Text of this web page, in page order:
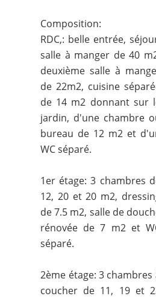
Composition:
RDC,: belle entrée,
salle à manger de 40
deuxième salle à
de 22m2, cuisine
de 14 m2 donnant sur
jardin, d'une chambre
bureau de 12 m2 et
WC séparé.
1er étage: 3 chambres
12, 20 et 20 m2,
de 7.5 m2, salle de
rénovée de 7 m2 et
séparé.
2ème étage: 3 chambres
coucher de 11, 19 et